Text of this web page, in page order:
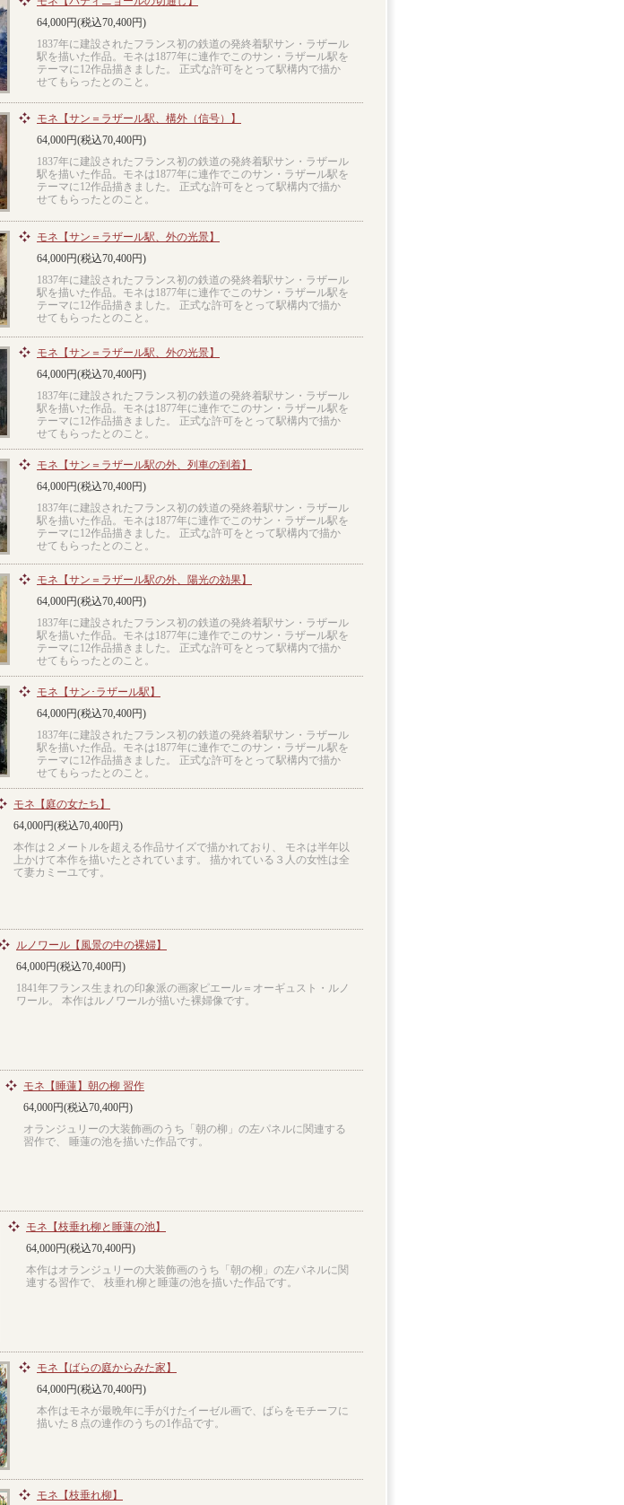
64,000円(税込70,400円)
1837年に建設されたフランス初の鉄道の発終着駅サン・ラザール
駅を描いた作品。モネは1877年に連作でこのサン・ラザール駅を
テーマに12作品描きました。 正式な許可をとって駅構内で描か
せてもらったとのこと。
モネ【サン＝ラザール駅、構外（信号）】
64,000円(税込70,400円)
1837年に建設されたフランス初の鉄道の発終着駅サン・ラザール
駅を描いた作品。モネは1877年に連作でこのサン・ラザール駅を
テーマに12作品描きました。 正式な許可をとって駅構内で描か
せてもらったとのこと。
モネ【サン＝ラザール駅、外の光景】
64,000円(税込70,400円)
1837年に建設されたフランス初の鉄道の発終着駅サン・ラザール
駅を描いた作品。モネは1877年に連作でこのサン・ラザール駅を
テーマに12作品描きました。 正式な許可をとって駅構内で描か
せてもらったとのこと。
モネ【サン＝ラザール駅、外の光景】
64,000円(税込70,400円)
1837年に建設されたフランス初の鉄道の発終着駅サン・ラザール
駅を描いた作品。モネは1877年に連作でこのサン・ラザール駅を
テーマに12作品描きました。 正式な許可をとって駅構内で描か
せてもらったとのこと。
モネ【サン＝ラザール駅の外、列車の到着】
64,000円(税込70,400円)
1837年に建設されたフランス初の鉄道の発終着駅サン・ラザール
駅を描いた作品。モネは1877年に連作でこのサン・ラザール駅を
テーマに12作品描きました。 正式な許可をとって駅構内で描か
せてもらったとのこと。
モネ【サン＝ラザール駅の外、陽光の効果】
64,000円(税込70,400円)
1837年に建設されたフランス初の鉄道の発終着駅サン・ラザール
駅を描いた作品。モネは1877年に連作でこのサン・ラザール駅を
テーマに12作品描きました。 正式な許可をとって駅構内で描か
せてもらったとのこと。
モネ【サン･ラザール駅】
64,000円(税込70,400円)
1837年に建設されたフランス初の鉄道の発終着駅サン・ラザール
駅を描いた作品。モネは1877年に連作でこのサン・ラザール駅を
テーマに12作品描きました。 正式な許可をとって駅構内で描か
せてもらったとのこと。
モネ【庭の女たち】
64,000円(税込70,400円)
本作は２メートルを超える作品サイズで描かれており、 モネは半年以
上かけて本作を描いたとされています。 描かれている３人の女性は全
て妻カミーユです。
ルノワール【風景の中の裸婦】
64,000円(税込70,400円)
1841年フランス生まれの印象派の画家ピエール＝オーギュスト・ルノ
ワール。 本作はルノワールが描いた裸婦像です。
モネ【睡蓮】朝の柳 習作
64,000円(税込70,400円)
オランジュリーの大装飾画のうち「朝の柳」の左パネルに関連する
習作で、 睡蓮の池を描いた作品です。
モネ【枝垂れ柳と睡蓮の池】
64,000円(税込70,400円)
本作はオランジュリーの大装飾画のうち「朝の柳」の左パネルに関
連する習作で、 枝垂れ柳と睡蓮の池を描いた作品です。
モネ【ばらの庭からみた家】
64,000円(税込70,400円)
本作はモネが最晩年に手がけたイーゼル画で、ばらをモチーフに
描いた８点の連作のうちの1作品です。
モネ【枝垂れ柳】